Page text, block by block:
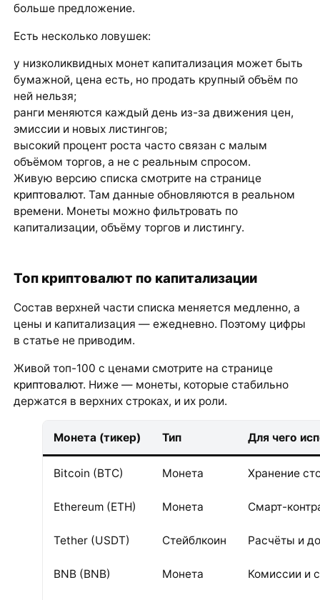
больше предложение.
Есть несколько ловушек:
у низколиквидных монет капитализация может быть
бумажной, цена есть, но продать крупный объём по
ней нельзя;
ранги меняются каждый день из-за движения цен,
эмиссии и новых листингов;
высокий процент роста часто связан с малым
объёмом торгов, а не с реальным спросом.
Живую версию списка смотрите на странице
криптовалют. Там данные обновляются в реальном
времени. Монеты можно фильтровать по
капитализации, объёму торгов и листингу.
Топ криптовалют по капитализации
Состав верхней части списка меняется медленно, а
цены и капитализация — ежедневно. Поэтому цифры
в статье не приводим.
Живой топ-100 с ценами смотрите на странице
криптовалют. Ниже — монеты, которые стабильно
держатся в верхних строках, и их роли.
Монета (тикер) Тип Для чего
Bitcoin (BTC) Монета Хранение
Ethereum (ETH) Монета Смарт-
Tether (USDT) Стейблкоин Расчёты и
BNB (BNB) Монета Комиссии и